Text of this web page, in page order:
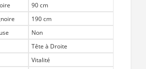
90 cm
190 cm
Non
Tête à Droite
Vitalité